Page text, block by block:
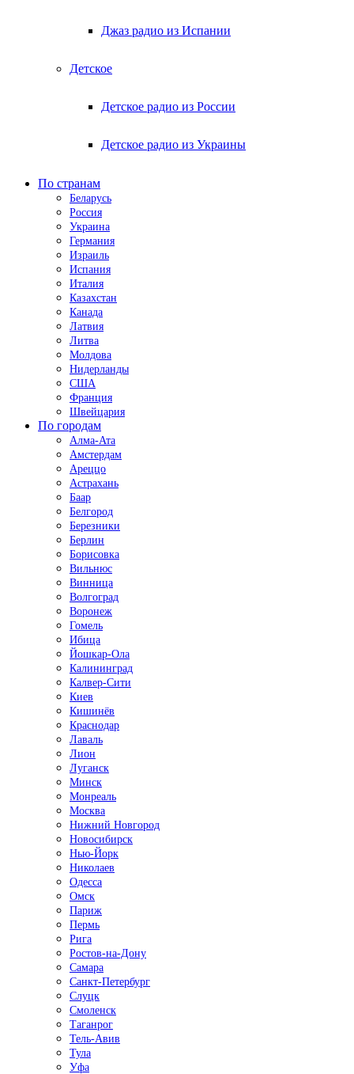
Джаз радио из Испании
Детское
Детское радио из России
Детское радио из Украины
По странам
Беларусь
Россия
Украина
Германия
Израиль
Испания
Италия
Казахстан
Канада
Латвия
Литва
Молдова
Нидерланды
США
Франция
Швейцария
По городам
Алма-Ата
Амстердам
Ареццо
Астрахань
Баар
Белгород
Березники
Берлин
Борисовка
Вильнюс
Винница
Волгоград
Воронеж
Гомель
Ибица
Йошкар-Ола
Калининград
Калвер-Сити
Киев
Кишинёв
Краснодар
Лаваль
Лион
Луганск
Минск
Монреаль
Москва
Нижний Новгород
Новосибирск
Нью-Йорк
Николаев
Одесса
Омск
Париж
Пермь
Рига
Ростов-на-Дону
Самара
Санкт-Петербург
Слуцк
Смоленск
Таганрог
Тель-Авив
Тула
Уфа